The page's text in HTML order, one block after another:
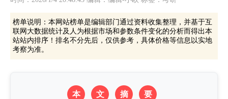
榜单说明：本网站榜单是编辑部门通过资料收集整理，并基于互
联网大数据统计及人为根据市场和参数条件变化的分析而得出本
站站内排序！排名不分先后，仅供参考，具体价格等信息以实地
考察为准。
本 文 摘 要